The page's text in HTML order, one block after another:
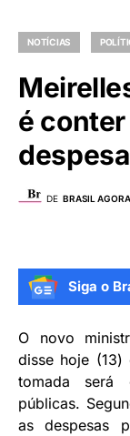
NOTÍCIAS
é
DE BRASIL AGORA
Siga o
O novo
disse hoje
tomada será
públicas.
as despesas